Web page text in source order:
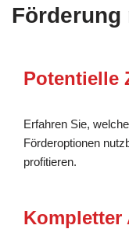
Förderung
Potentielle
Erfahren Sie,
Förderoptionen
profitieren.
Kompletter